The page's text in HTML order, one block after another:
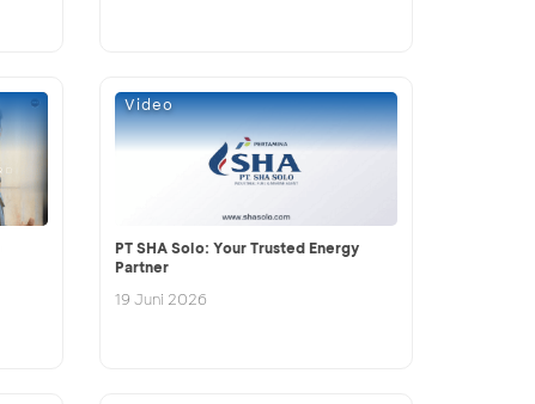
Video
PT SHA Solo: Your Trusted Energy
Partner
19 Juni 2026